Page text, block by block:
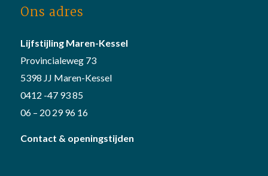
Ons adres
Lijfstijling Maren-Kessel
Provincialeweg 73
5398 JJ Maren-Kessel
0412 -47 93 85
06 – 20 29 96 16
Contact & openingstijden